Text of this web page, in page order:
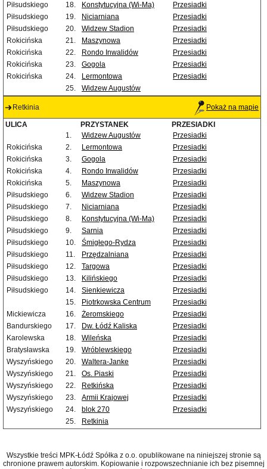
Piłsudskiego
18. Konstytucyjna (Wi-Ma)
Przesiadki
Piłsudskiego
19. Niciarniana
Przesiadki
Piłsudskiego
20. Widzew Stadion
Przesiadki
Rokicińska
21. Maszynowa
Przesiadki
Rokicińska
22. Rondo Inwalidów
Przesiadki
Rokicińska
23. Gogola
Przesiadki
Rokicińska
24. Lermontowa
Przesiadki
25.
Widzew Augustów
Retkinia Pokaż na mapie
ULICA PRZYSTANEK
PRZESIADKI
1.
Widzew Augustów
Przesiadki
Rokicińska
2. Lermontowa
Przesiadki
Rokicińska
3. Gogola
Przesiadki
Rokicińska
4. Rondo Inwalidów
Przesiadki
Rokicińska
5. Maszynowa
Przesiadki
Piłsudskiego
6. Widzew Stadion
Przesiadki
Piłsudskiego
7. Niciarniana
Przesiadki
Piłsudskiego
8. Konstytucyjna (Wi-Ma)
Przesiadki
Piłsudskiego
9. Sarnia
Przesiadki
Piłsudskiego
10. Śmigłego-Rydza
Przesiadki
Piłsudskiego
11. Przędzalniana
Przesiadki
Piłsudskiego
12. Targowa
Przesiadki
Piłsudskiego
13. Kilińskiego
Przesiadki
Piłsudskiego
14. Sienkiewicza
Przesiadki
15.
Piotrkowska Centrum
Przesiadki
Mickiewicza
16. Żeromskiego
Przesiadki
Bandurskiego
17. Dw. Łódź Kaliska
Przesiadki
Karolewska
18. Wileńska
Przesiadki
Bratysławska
19. Wróblewskiego
Przesiadki
Wyszyńskiego
20. Waltera-Janke
Przesiadki
Wyszyńskiego
21. Os. Piaski
Przesiadki
Wyszyńskiego
22. Retkińska
Przesiadki
Wyszyńskiego
23. Armii Krajowej
Przesiadki
Wyszyńskiego
24. blok 270
Przesiadki
25.
Retkinia
Wszystkie treści MPK-Łódź Spółka z o.o. opublikowane na niniejszej stronie są
chronione prawem autorskim. Kopiowanie i rozpowszechnianie ich bez pisemnej